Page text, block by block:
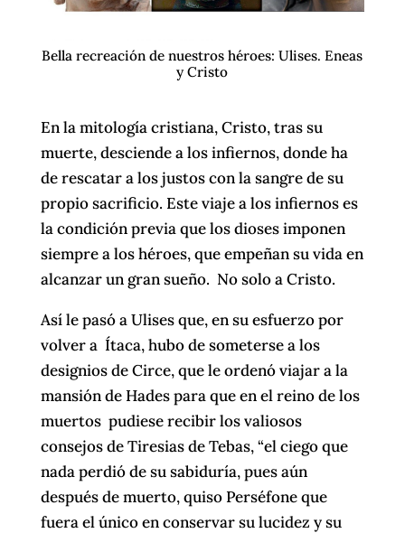
Bella recreación de nuestros héroes: Ulises. Eneas
y Cristo
En la mitología cristiana, Cristo, tras su
muerte, desciende a los infiernos, donde ha
de rescatar a los justos con la sangre de su
propio sacrificio. Este viaje a los infiernos es
la condición previa que los dioses imponen
siempre a los héroes, que empeñan su vida en
alcanzar un gran sueño. No solo a Cristo.
Así le pasó a Ulises que, en su esfuerzo por
volver a Ítaca, hubo de someterse a los
designios de Circe, que le ordenó viajar a la
mansión de Hades para que en el reino de los
muertos pudiese recibir los valiosos
consejos de Tiresias de Tebas, “el ciego que
nada perdió de su sabiduría, pues aún
después de muerto, quiso Perséfone que
fuera el único en conservar su lucidez y su